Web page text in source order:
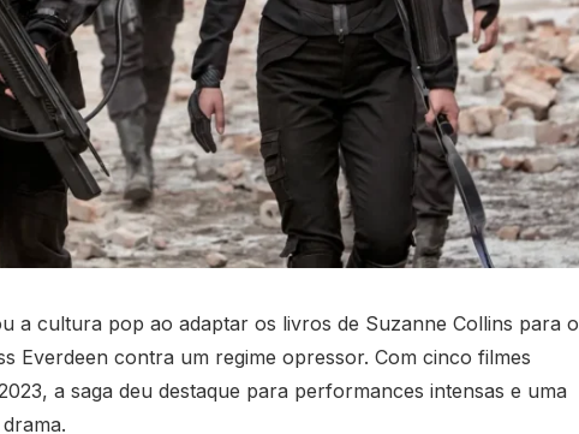
a cultura pop ao adaptar os livros de Suzanne Collins para o
Everdeen contra um regime opressor. Com cinco filmes
a saga deu destaque para performances intensas e uma